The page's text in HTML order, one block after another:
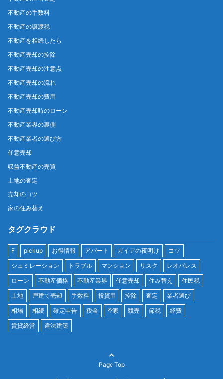
不動産の手数料
不動産の譲渡税
不動産を相続したら
不動産売却の控除
不動産売却の注意点
不動産売却の流れ
不動産売却の費用
不動産売却時のローン
不動産業界の裏側
不動産業者の選び方
任意売却
収益不動産の売買
土地の査定
売却のコツ
家の住み替え
タグクラウド
F pickup お得情報 アパート ガイアの夜明け
コツ
シュミレーション
トラブル マンション リスク
レオパレス
ローン
不動産価格 不動産業界 任意売却 住み替え
住民税
土地
戸建て売却 手数料 投資用 控除 査定
業者選び
相場
相続 確定申告 税金 空家 競売 節税
経費
賃貸経営
違法建築
Page Top